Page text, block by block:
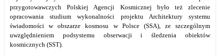
przygotowawczych Polskiej Agencji Kosmicznej było też zlecenie
opracowania studium wykonalności projektu Architektury systemu
świadomości w obszarze kosmosu w Polsce (SSA), ze szczególnym
uwzględnieniem podsystemu obserwacji i śledzenia obiektów
kosmicznych (SST).